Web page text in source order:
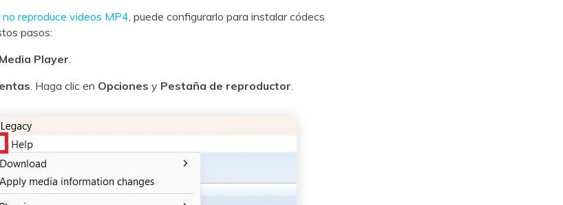
reproduce videos MP4, puede configurarlo para instalar códecs
pasos:
Player.
. Haga clic en Opciones y Pestaña de reproductor.